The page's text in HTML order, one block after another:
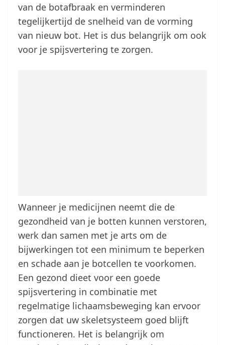
van de botafbraak en verminderen
tegelijkertijd de snelheid van de vorming
van nieuw bot. Het is dus belangrijk om ook
voor je spijsvertering te zorgen.
Wanneer je medicijnen neemt die de
gezondheid van je botten kunnen verstoren,
werk dan samen met je arts om de
bijwerkingen tot een minimum te beperken
en schade aan je botcellen te voorkomen.
Een gezond dieet voor een goede
spijsvertering in combinatie met
regelmatige lichaamsbeweging kan ervoor
zorgen dat uw skeletsysteem goed blijft
functioneren. Het is belangrijk om